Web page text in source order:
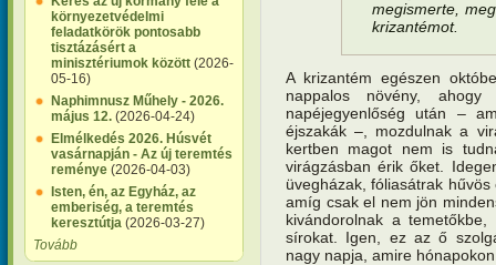
környezetvédelmi
feladatkörök pontosabb
tisztázásért a
minisztériumok között (2026-
05-16)
Naphimnusz Műhely - 2026.
május 12. (2026-04-24)
Elmélkedés 2026. Húsvét
vasárnapján - Az új teremtés
reménye (2026-04-03)
Isten, én, az Egyház, az
emberiség, a teremtés
keresztútja (2026-03-27)
Tovább
megismerte,
krizantémot.
A krizantém egészen
nappalos növény,
napéjegyenlőség után –
éjszakák –, mozdulnak a
kertben magot nem is
virágzásban érik őket.
üvegházak, fóliasátrak
amíg csak el nem jön
kivándorolnak a
sírokat. Igen, ez az ő
nagy napja, amire